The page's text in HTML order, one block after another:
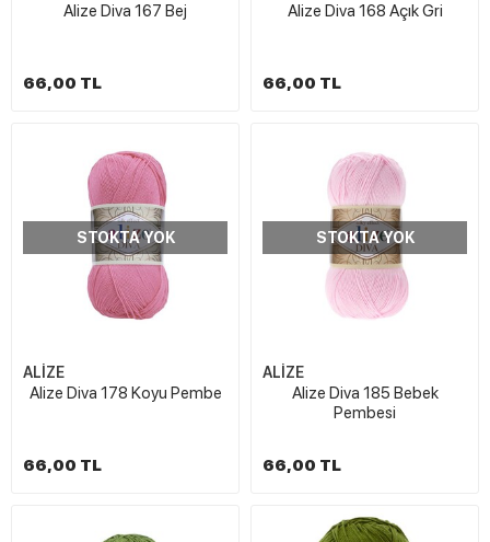
Alize Diva 167 Bej
66,00 TL
Alize Diva 168 Açık Gri
66,00 TL
STOKTA YOK
ALİZE
Alize Diva 178 Koyu Pembe
66,00 TL
STOKTA YOK
ALİZE
Alize Diva 185 Bebek
Pembesi
66,00 TL